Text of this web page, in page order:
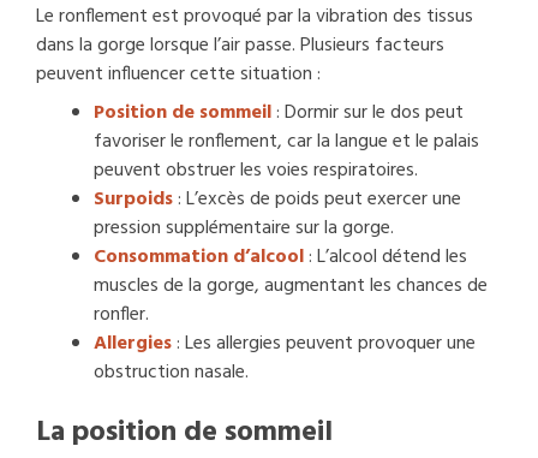
Le ronflement est provoqué par la vibration des tissus
dans la gorge lorsque l’air passe. Plusieurs facteurs
peuvent influencer cette situation :
Position de sommeil: Dormir sur le dos peut
favoriser le ronflement, car la langue et le palais
peuvent obstruer les voies respiratoires.
Surpoids: L’excès de poids peut exercer une
pression supplémentaire sur la gorge.
Consommation d’alcool: L’alcool détend les
muscles de la gorge, augmentant les chances de
ronfler.
Allergies: Les allergies peuvent provoquer une
obstruction nasale.
La position de sommeil